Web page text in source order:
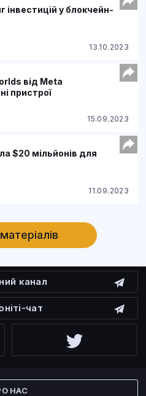
інвестицій у блокчейн-
13.10.2023
від Meta
пристрої
15.09.2023
$20 мільйонів для
11.09.2023
канал
чат
НАС